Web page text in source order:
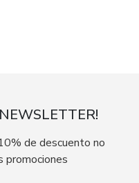
de descuento no
promociones